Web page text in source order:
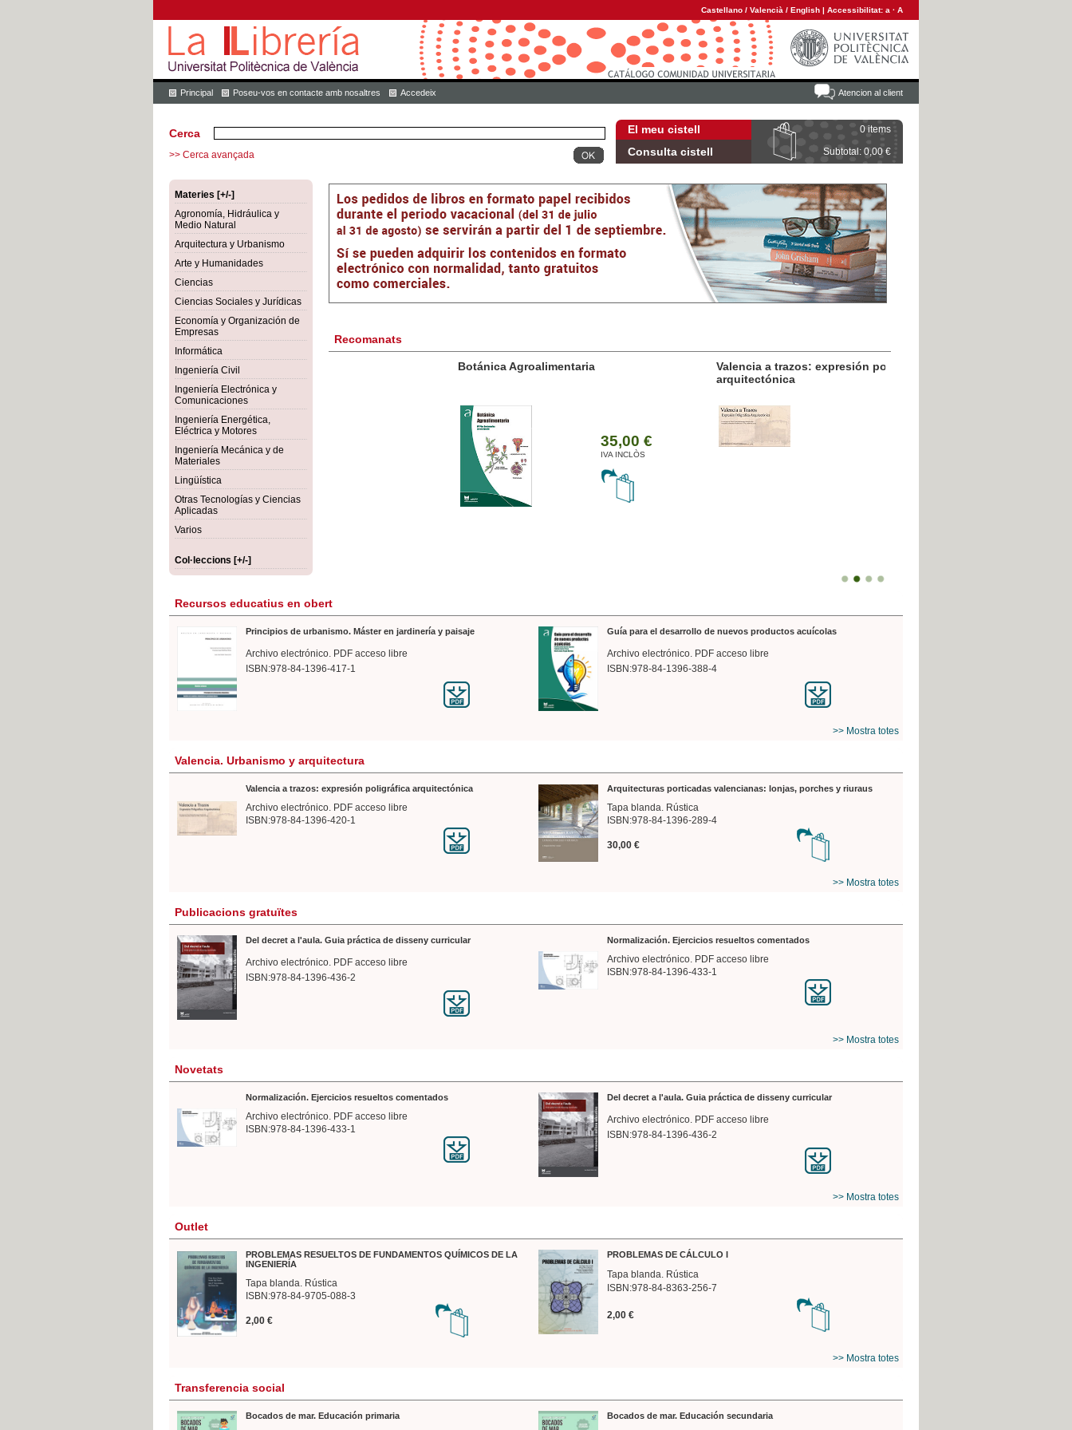
Castellano / Valencià / English | Accessibilitat: a · A
Atencion al client
Principal Poseu-vos en contacte amb nosaltres Accedeix
El meu cistell 0 items
Consulta cistell Subtotal: 0,00 €
Cerca
>> Cerca avançada
Materies [+/-]
Agronomía, Hidráulica y
Medio Natural
Arquitectura y Urbanismo
Arte y Humanidades
Ciencias
Ciencias Sociales y Jurídicas
Economía y Organización de
Empresas
Informática
Ingeniería Civil
Ingeniería Electrónica y
Comunicaciones
Ingeniería Energética,
Eléctrica y Motores
Ingeniería Mecánica y de
Materiales
Lingüística
Otras Tecnologías y Ciencias
Aplicadas
Varios
Col·leccions [+/-]
Recomanats
Botánica Agroalimentaria
35,00 €
IVA INCLÒS
Valencia a trazos: expresión poligráfica
Recursos educatius en obert
Principios de urbanismo. Máster en jardinería y paisaje
Archivo electrónico. PDF acceso libre
ISBN:978-84-1396-417-1
Guía para el desarrollo de nuevos productos acuícolas
Archivo electrónico. PDF acceso libre
ISBN:978-84-1396-388-4
>> Mostra totes
Valencia. Urbanismo y arquitectura
Valencia a trazos: expresión poligráfica arquitectónica
Archivo electrónico. PDF acceso libre
ISBN:978-84-1396-420-1
Arquitecturas porticadas valencianas: lonjas, porches y riuraus
Tapa blanda. Rústica
ISBN:978-84-1396-289-4
30,00 €
>> Mostra totes
Publicacions gratuïtes
Del decret a l'aula. Guia práctica de disseny curricular
Archivo electrónico. PDF acceso libre
ISBN:978-84-1396-436-2
Normalización. Ejercicios resueltos comentados
Archivo electrónico. PDF acceso libre
ISBN:978-84-1396-433-1
>> Mostra totes
Novetats
Normalización. Ejercicios resueltos comentados
Archivo electrónico. PDF acceso libre
ISBN:978-84-1396-433-1
Del decret a l'aula. Guia práctica de disseny curricular
Archivo electrónico. PDF acceso libre
ISBN:978-84-1396-436-2
>> Mostra totes
Outlet
PROBLEMAS RESUELTOS DE FUNDAMENTOS QUÍMICOS DE LA
INGENIERÍA
Tapa blanda. Rústica
ISBN:978-84-9705-088-3
2,00 €
PROBLEMAS DE CÁLCULO I
Tapa blanda. Rústica
ISBN:978-84-8363-256-7
2,00 €
>> Mostra totes
Transferencia social
Bocados de mar. Educación primaria Bocados de mar. Educación secundaria